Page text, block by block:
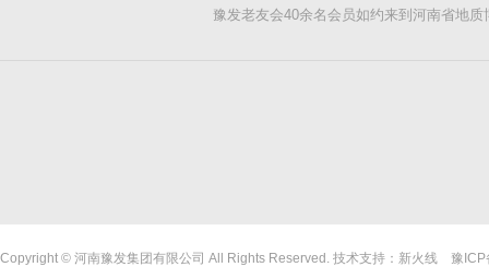
豫发老友会40余名会员如约来到河南省地
Copyright © 河南豫发集团有限公司 All Rights Reserved. 技术支持： 新火线 豫